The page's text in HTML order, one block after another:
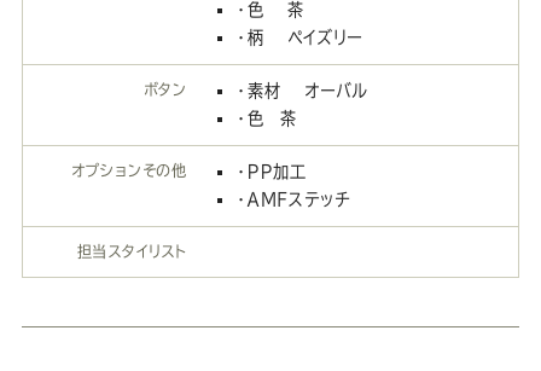
・色 茶
・柄 ペイズリー
ボタン
・素材 オーバル
・色 茶
オプションその他
・ＰＰ加工
・ＡＭＦステッチ
担当スタイリスト